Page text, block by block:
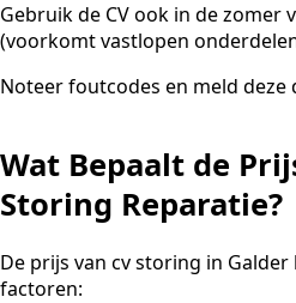
Gebruik de CV ook in de zomer
(voorkomt vastlopen
Noteer foutcodes en meld
Wat Bepaalt de
Storing Reparatie?
De prijs van cv storing in
factoren: